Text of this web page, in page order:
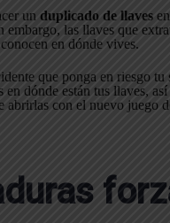
un duplicado de llaves
las llaves que
en dónde vives.
que ponga en riesgo
en dónde están tus llaves,
abrirlas con el nuevo juego